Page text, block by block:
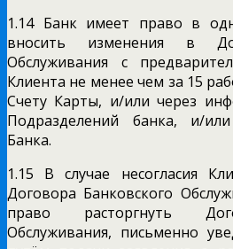
1.14 Банк имеет право в
вносить изменения в
Обслуживания с
Клиента не менее чем за 15
Счету Карты, и/или через
Подразделений банка, и/
Банка.
1.15 В случае несогласия
Договора Банковского
право расторгнуть
Обслуживания, письменно